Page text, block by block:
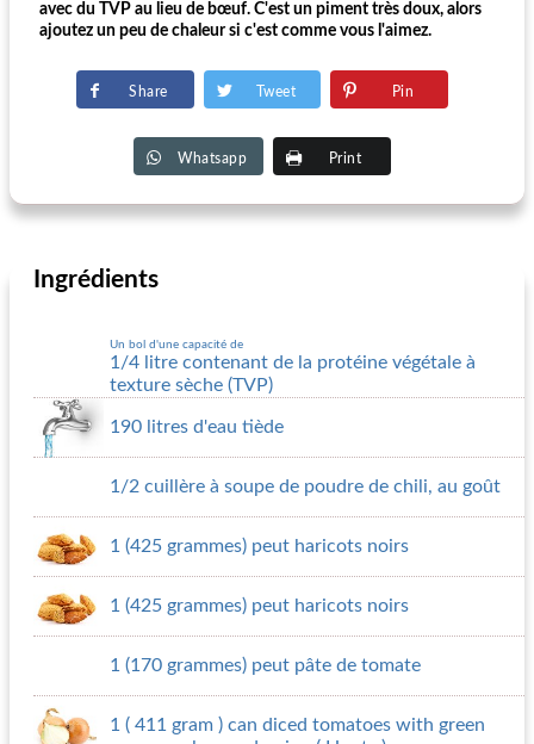
avec du TVP au lieu de bœuf. C'est un piment très doux, alors
ajoutez un peu de chaleur si c'est comme vous l'aimez.
Share Tweet Pin
Whatsapp Print
Ingrédients
Un bol d'une capacité de
1/4 litre contenant de la protéine végétale à
texture sèche (TVP)
190 litres d'eau tiède
1/2 cuillère à soupe de poudre de chili, au goût
1 (425 grammes) peut haricots noirs
1 (425 grammes) peut haricots noirs
1 (170 grammes) peut pâte de tomate
1 ( 411 gram ) can diced tomatoes with green